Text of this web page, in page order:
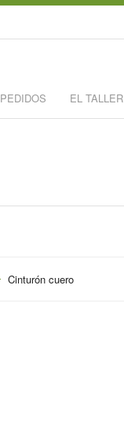
PEDIDOS EL TALLER
Cinturón cuero